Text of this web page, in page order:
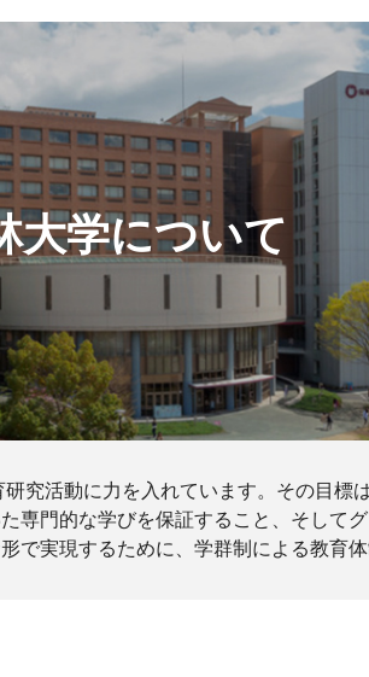
大学について
究活動に力を入れています。その目標
専門的な学びを保証すること、そして
で実現するために、学群制による教育体